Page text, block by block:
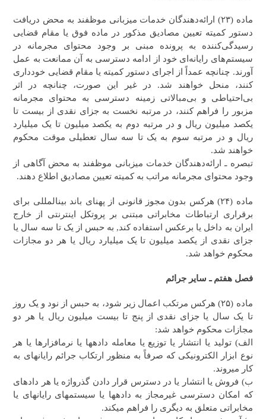
ماده (۲۳) ارائه‌دهندگان خدمات میزبانی موظفند به محض دریافت
دستور کمیته تعیین مصادیق مذکور در ماده فوق یا مقام قضایی
رسیدگی‌کننده به پرونده مبنی بر وجود محتوای مجرمانه در
سیستم‌های‎ رایانه‌ای خود از ادامه دسترسی به آن ممانعت به عمل
آورند. چنانچه عمداً از اجرای دستور کمیته یا مقام قضایی خودداری
کنند، منحل خواهند شد. در غیر این صورت، چنانچه در اثر
بی‌احتیاطی و بی‌مبالاتی زمینه دسترسی به محتوای مجرمانه
مزبور را فراهم کنند، در مرتبه نخست به جزای نقدی از بیست تا
یکصد میلیون ریال و در مرتبه دوم به یکصد میلیون تا یک میلیارد
ریال و در مرتبه سوم به یک تا سه سال تعطیلی موقت محکوم
خواهند شد.
تبصره ـ ارائه‌دهندگان خدمات میزبانی موظفند به محض آگاهی از
وجود محتوای مجرمانه مراتب به کمیته تعیین مصادیق اطلاع دهند.
ماده (۲۴) هرکس بدون مجوز قانونی از پهنای باند بین‎المللی برای
برقراری ارتباطات مخابراتی مبتنی بر پروتکل اینترنتی از خارج
ایران به داخل یا برعکس استفاده کند, به حبس از یک تا سه سال یا
جزای نقدی از یکصد میلیون تا یک میلیارد ریال یا هر دو مجازات
محکوم خواهد شد.
فصل هفتم ـ سایر جرائم
ماده (۲۵) هرکس مرتکب اعمال زیر شود، به حبس از نود و یک روز
تا یک سال یا جزای نقدی از پنج تا بیست میلیون ریال یا هر دو
مجازات محکوم خواهد شد:
الف) تولید یا انتشار یا توزیع یا معامله داده‎ها یا نرم‎افزارها یا هر
نوع ابزار الکترونیکی که صرفاً به منظور ارتکاب جرائم رایانه‎ای به
کار می‎روند.
ب) فروش یا انتشار یا در دسترس قرار دادن گذرواژه یا هر داده‎ای
که امکان دسترسی غیرمجاز به داده‎ها یا سیستم‎های رایانه‎ای یا
مخابراتی متعلق به دیگری را فراهم می‎کند.